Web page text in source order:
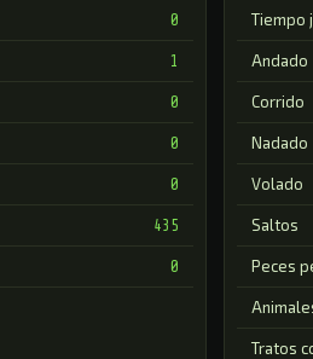
0
1
0
0
0
435
0
Tiempo
Andado
Corrido
Nadado
Volado
Saltos
Peces
Tratos